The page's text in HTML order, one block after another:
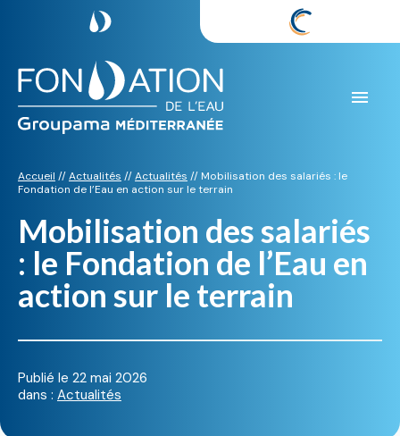
Accueil //Actualités //Actualités // Mobilisation des salariés : le
Fondation de l’Eau en action sur le terrain
Mobilisation des salariés
: le Fondation de l’Eau en
action sur le terrain
Publié le 22 mai 2026
dans : Actualités